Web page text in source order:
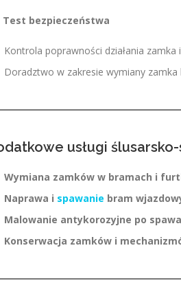
Test bezpieczeństwa
Kontrola poprawności działania zamka
Doradztwo w zakresie wymiany zamka
usługi
Wymiana zamków w bramach i
Naprawa i spawanie bram
Malowanie antykorozyjne po
Konserwacja zamków i